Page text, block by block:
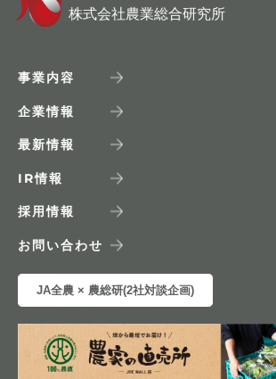
株式会社農業総合研究所
事業内容
企業情報
最新情報
IR情報
採用情報
お問い合わせ
JA全農 × 農総研(2社対談企画)